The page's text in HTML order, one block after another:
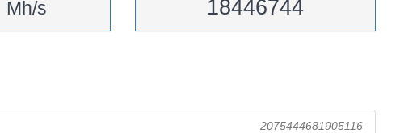
Mh/s 18446744
2075444681905116